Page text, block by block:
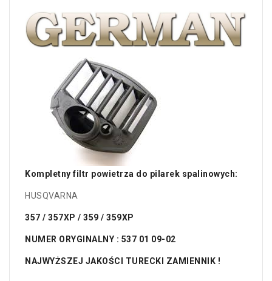
Kompletny filtr powietrza do pilarek spalinowych:
HUSQVARNA
357 / 357XP / 359 / 359XP
NUMER ORYGINALNY : 537 01 09-02
NAJWYŻSZEJ JAKOŚCI TURECKI ZAMIENNIK !